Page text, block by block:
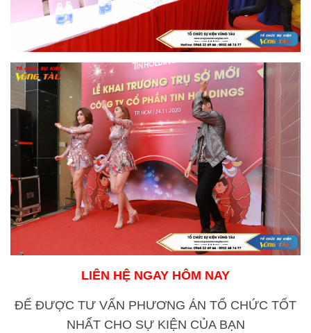
LIÊN HỆ NGAY HÔM NAY
ĐỂ ĐƯỢC TƯ VẤN PHƯƠNG ÁN TỔ CHỨC TỐT
NHẤT CHO SỰ KIỆN CỦA BẠN